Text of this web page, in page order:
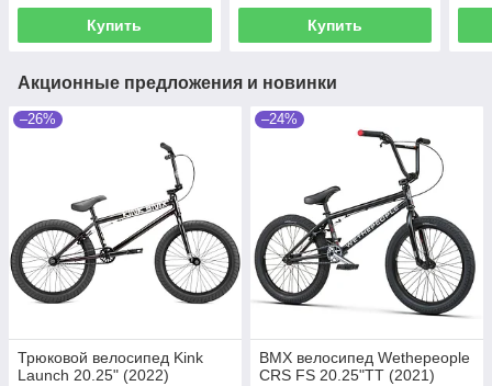
Купить Купить
Акционные предложения и новинки
–26%
Трюковой велосипед Kink
Launch 20.25" (2022)
–24%
BMX велосипед Wethepeople
CRS FS 20.25"TT (2021)